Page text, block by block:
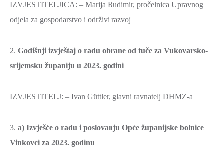
IZVJESTITELJICA: – Marija Budimir, pročelnica Upravnog
odjela za gospodarstvo i održivi razvoj
2. Godišnji izvještaj o radu obrane od tuče za Vukovarsko-
srijemsku županiju u 2023. godini
IZVJESTITELJ: – Ivan Güttler, glavni ravnatelj DHMZ-a
3. a) Izvješće o radu i poslovanju Opće županijske bolnice
Vinkovci za 2023. godinu